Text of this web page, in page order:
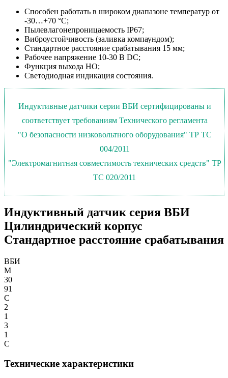
Способен работать в широком диапазоне температур от
-30…+70 °С;
Пылевлагонепроницаемость IP67;
Виброустойчивость (заливка компаундом);
Стандартное расстояние срабатывания 15 мм;
Рабочее напряжение 10-30 В DC;
Функция выхода НО;
Светодиодная индикация состояния.
Индуктивные датчики серии ВБИ сертифицированы и
соответствует требованиям Технического регламента
"О безопасности низковольтного оборудования" ТР ТС
004/2011
"Электромагнитная совместимость технических средств" ТР
ТС 020/2011
Индуктивный датчик серия ВБИ
Цилиндрический корпус
Стандартное расстояние срабатывания
ВБИ
М
30
91
С
2
1
3
1
С
Технические характеристики